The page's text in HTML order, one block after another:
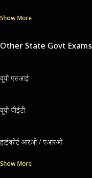
Show More
Other State Govt Exams
यूपी एसआई
यूपी पीईटी
हाईकोर्ट आरओ / एआरओ
Show More